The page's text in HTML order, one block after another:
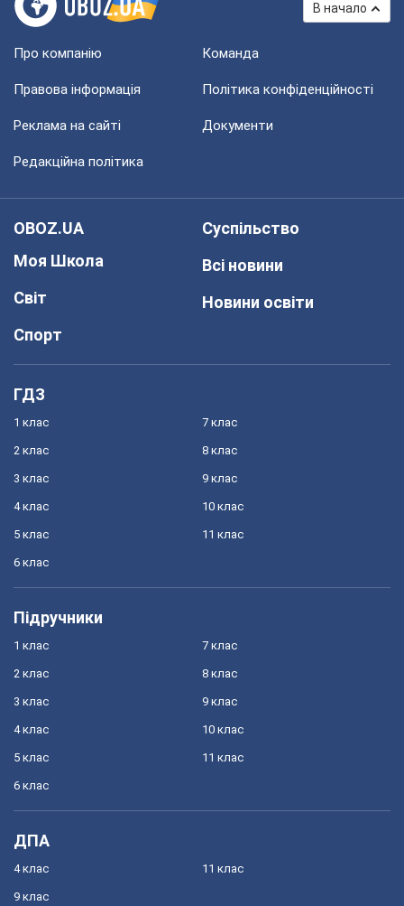
В начало
Про компанію Команда
Правова інформація Політика конфіденційності
Реклама на сайті Документи
Редакційна політика
OBOZ.UA
Моя Школа
Світ
Спорт
Суспільство
Всі новини
Новини освіти
ГДЗ
1 клас
2 клас
3 клас
4 клас
5 клас
6 клас
7 клас
8 клас
9 клас
10 клас
11 клас
Підручники
1 клас
2 клас
3 клас
4 клас
5 клас
6 клас
7 клас
8 клас
9 клас
10 клас
11 клас
ДПА
4 клас
9 клас
11 клас